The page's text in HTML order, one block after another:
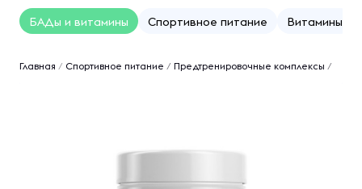
БАДы и витамины Спортивное питание Витамины
Главная / Спортивное питание / Предтренировочные комплексы /